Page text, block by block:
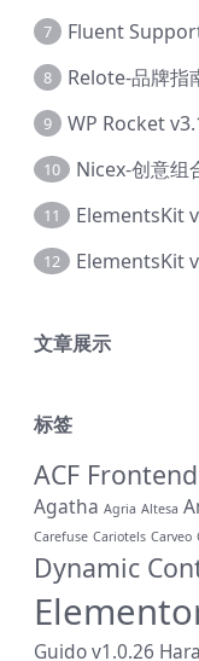
7
8 Relote-品牌指
9
10 Nicex-创意组
11 ElementsKit
12 ElementsKit
文章展示
标签
ACF
Agatha Agria Altesa
Carefuse Cariotels Carveo
Dynamic
Guido v1.0.26